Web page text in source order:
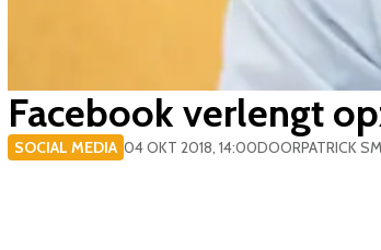
Facebook verlengt
SOCIAL MEDIA 04 OKT 2018, 14:00DOORPATRICK